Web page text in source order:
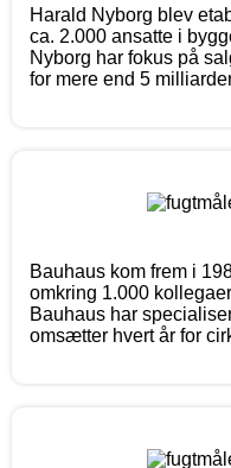
Harald Nyborg blev
ca. 2.000 ansatte i
Nyborg har fokus på
for mere end 5
Bauhaus kom frem i
omkring 1.000
Bauhaus har
omsætter hvert år for